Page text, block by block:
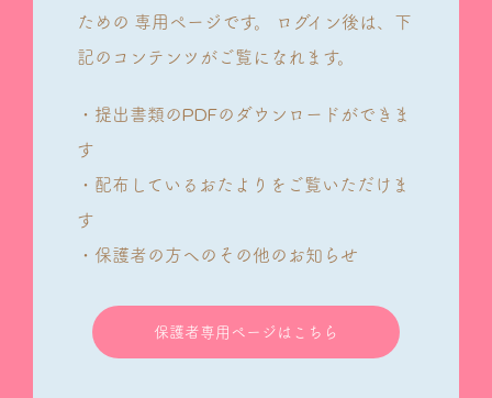
ための 専用ページです。
ログイン後は、下
記のコンテンツがご覧になれます。
・提出書類のPDFのダウンロードができま
す
・配布しているおたよりをご覧いただけま
す
・保護者の方へのその他のお知らせ
保護者専用ページはこちら